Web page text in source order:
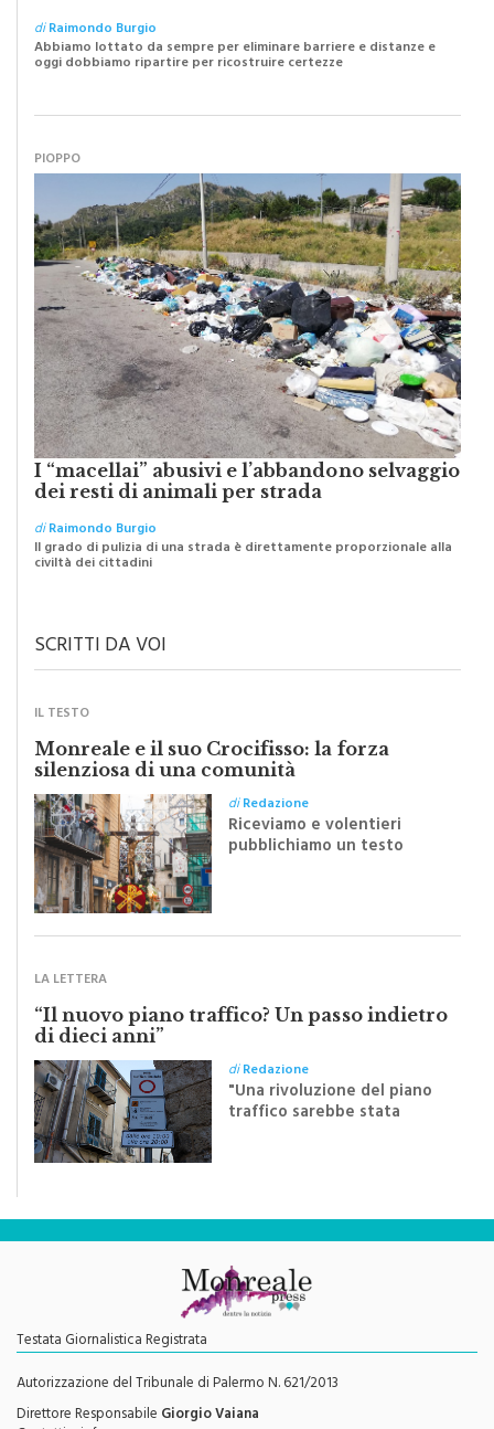
della nostra Monreale”
diRaimondo Burgio
I “macellai” abusivi e l’abbandono selvaggio
dei resti di animali per strada
diRaimondo Burgio
SCRITTI DA VOI
IL TESTO
Monreale e il suo Crocifisso: la forza
silenziosa di una comunità
diRedazione
Riceviamo e volentieri
Sapienza all'indomani della
LA LETTERA
“Il nuovo piano traffico? Un passo indietro
di dieci anni”
diRedazione
"Una rivoluzione del piano
Testata Giornalistica Registrata
Autorizzazione del Tribunale di Palermo N. 621/2013